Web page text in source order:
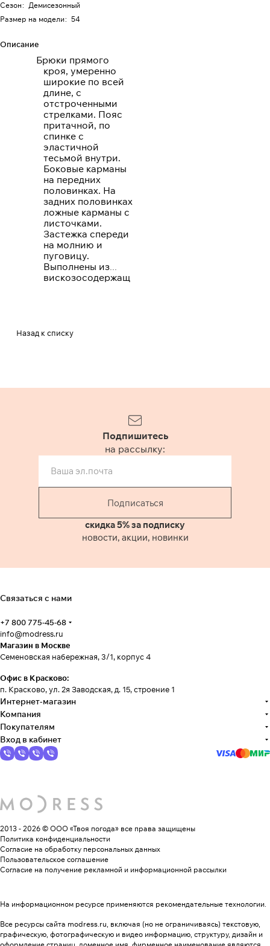
Сезон: Демисезонный
Размер на модели: 54
Описание
Брюки прямого
кроя, умеренно
широкие по всей
длине, с
отстроченными
стрелками. Пояс
притачной, по
спинке с
эластичной
тесьмой внутри.
Боковые карманы
на передних
половинках. На
задних половинках
ложные карманы с
листочками.
Застежка спереди
на молнию и
пуговицу.
Выполнены из
вискозосодержащ
черном, св.
Назад к списку
Подпишитесь
на рассылку:
Подписаться
скидка 5% за подписку
новости, акции, новинки
Связаться с нами
+7 800 775-45-68
info@modress.ru
Магазин в Москве
Семеновская набережная, 3/1, корпус 4
Офис в Красково:
п. Красково, ул. 2я Заводская, д. 15, строение 1
Интернет-магазин
Компания
Покупателям
Вход в кабинет
2013 - 2026 © ООО «Твоя погода» все права защищены
Политика конфиденциальности
Согласие на обработку персональных данных
Пользовательское соглашение
Согласие на получение рекламной и информационной рассылки
На информационном ресурсе применяются рекомендательные технологии.
Все ресурсы сайта modress.ru, включая (но не ограничиваясь) текстовую,
графическую, фотографическую и видео информацию, структуру, дизайн и